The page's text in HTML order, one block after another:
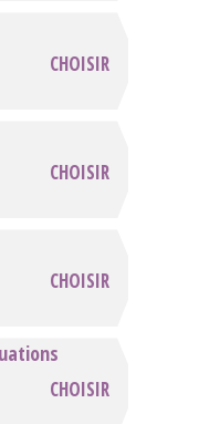
CHOISIR
CHOISIR
CHOISIR
CHOISIR